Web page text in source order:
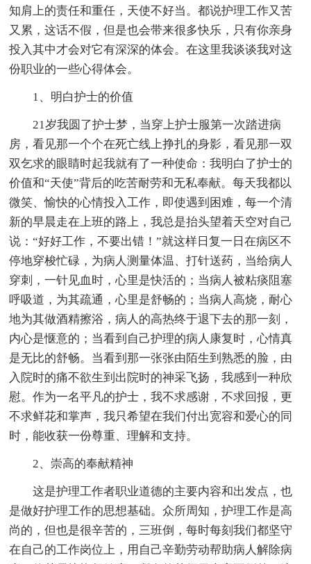
知肩上的责任和重任，天使不好当。都说护理工作又苦
又累，这话不假，但是也会带来很多快乐，只有你亲身
投入其中才会对它有深深的体会。在这里我谈谈我对这
份职业的一些心得体会。
1、明白护士的价值
21岁我圆了护士梦，当穿上护士服第一次踏进病
房，看见那一个个在死亡线上挣扎的身影，看见那一双
双乞求的眼睛时起我就有了一种使命：我明白了护士的
价值和“天使”背后的吃苦耐劳和无私奉献。每天我都以
微笑、愉快的心情投入工作，即使遇到困难，每一个清
新的早晨走在上班的路上，我总是抬头望着天空对自己
说：“好好工作，不要出错！”就这样日复一日在病区不
停地穿梭忙碌，为病人测量体温、打针送药，当给病人
穿刺，一针见血时，心里是快活的；当病人被粘痰阻塞
呼吸道，为其疏通，心里是舒畅的；当病人高烧，耐心
地为其做酒精擦浴，病人的高热终于退下去的那一刻，
内心是惬意的；当看到自己护理的病人康复时，心情真
是无比的舒畅。当看到那一张张由陌生到熟悉的脸，由
入院时的痛不欲生到出院时的神采飞扬，我感到一种欣
慰。作为一名平凡的护士，我不求感谢，不求回报，更
不求鲜花和掌声，我只希望在我们付出宽容和爱心的同
时，能收获一份尊重、理解和支持。
2、崇高的奉献精神
这是护理工作者职业道德的主要内容和出发点，也
是做好护理工作的思想基础。众所周知，护理工作是高
尚的，但也是很辛苦的，三班倒，每时每刻我们都坚守
在自己的工作岗位上，用自己辛勤劳动帮助病人解除病